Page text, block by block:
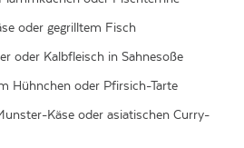
oder gegrilltem Fisch
oder Kalbfleisch in Sahnesoße
Hühnchen oder Pfirsich-Tarte
Käse oder asiatischen Curry-